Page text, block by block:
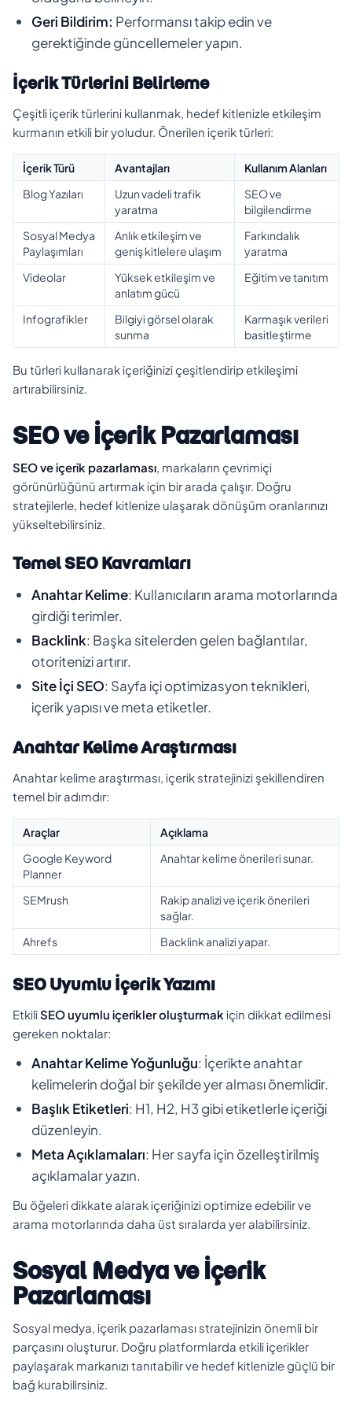
Geri Bildirim: Performansı takip edin ve
gerektiğinde güncellemeler yapın.
İçerik Türlerini Belirleme
Çeşitli içerik türlerini kullanmak, hedef kitlenizle etkileşim
kurmanın etkili bir yoludur. Önerilen içerik türleri:
İçerik Türü Avantajları
Kullanım Alanları
Blog Yazıları
Uzun vadeli trafik
yaratma
SEO ve
bilgilendirme
Sosyal Medya
Paylaşımları
Anlık etkileşim ve
geniş kitlelere ulaşım
Farkındalık
yaratma
Videolar
Yüksek etkileşim ve
anlatım gücü
Eğitim ve tanıtım
Infografikler
Bilgiyi görsel olarak
sunma
Karmaşık verileri
basitleştirme
Bu türleri kullanarak içeriğinizi çeşitlendirip etkileşimi
artırabilirsiniz.
SEO ve İçerik Pazarlaması
SEO ve içerik pazarlaması, markaların çevrimiçi
görünürlüğünü artırmak için bir arada çalışır. Doğru
stratejilerle, hedef kitlenize ulaşarak dönüşüm oranlarınızı
yükseltebilirsiniz.
Temel SEO Kavramları
Anahtar Kelime: Kullanıcıların arama motorlarında
girdiği terimler.
Backlink: Başka sitelerden gelen bağlantılar,
otoritenizi artırır.
Site İçi SEO: Sayfa içi optimizasyon teknikleri,
içerik yapısı ve meta etiketler.
Anahtar Kelime Araştırması
Anahtar kelime araştırması, içerik stratejinizi şekillendiren
temel bir adımdır:
Araçlar
Açıklama
Google Keyword
Planner
Anahtar kelime önerileri sunar.
SEMrush
Rakip analizi ve içerik önerileri
sağlar.
Ahrefs
Backlink analizi yapar.
SEO Uyumlu İçerik Yazımı
EtkiliSEO uyumlu içerikler oluşturmak için dikkat edilmesi
gereken noktalar:
Anahtar Kelime Yoğunluğu: İçerikte anahtar
kelimelerin doğal bir şekilde yer alması önemlidir.
Başlık Etiketleri: H1, H2, H3 gibi etiketlerle içeriği
düzenleyin.
Meta Açıklamaları: Her sayfa için özelleştirilmiş
açıklamalar yazın.
Bu öğeleri dikkate alarak içeriğinizi optimize edebilir ve
arama motorlarında daha üst sıralarda yer alabilirsiniz.
Sosyal Medya ve İçerik
Pazarlaması
Sosyal medya, içerik pazarlaması stratejinizin önemli bir
parçasını oluşturur. Doğru platformlarda etkili içerikler
paylaşarak markanızı tanıtabilir ve hedef kitlenizle güçlü bir
bağ kurabilirsiniz.